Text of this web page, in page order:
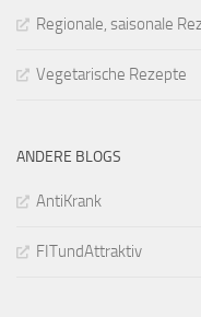
Regionale, saisonale
Vegetarische Rezepte
ANDERE BLOGS
AntiKrank
FITundAttraktiv